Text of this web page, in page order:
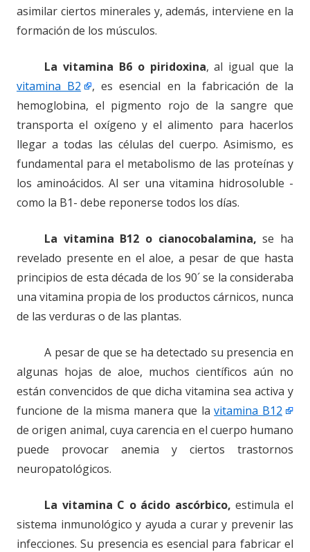
asimilar ciertos minerales y, además, interviene en la
formación de los músculos.
La vitamina B6 o piridoxina, al igual que la
vitamina B2
, es esencial en la fabricación de la
hemoglobina, el pigmento rojo de la sangre que
transporta el oxígeno y el alimento para hacerlos
llegar a todas las células del cuerpo. Asimismo, es
fundamental para el metabolismo de las proteínas y
los aminoácidos. Al ser una vitamina hidrosoluble -
como la B1- debe reponerse todos los días.
La vitamina B12 o cianocobalamina, se ha
revelado presente en el aloe, a pesar de que hasta
principios de esta década de los 90´ se la consideraba
una vitamina propia de los productos cárnicos, nunca
de las verduras o de las plantas.
A pesar de que se ha detectado su presencia en
algunas hojas de aloe, muchos científicos aún no
están convencidos de que dicha vitamina sea activa y
funcione de la misma manera que lavitamina B12
de origen animal, cuya carencia en el cuerpo humano
puede provocar anemia y ciertos trastornos
neuropatológicos.
La vitamina C o ácido ascórbico, estimula el
sistema inmunológico y ayuda a curar y prevenir las
infecciones. Su presencia es esencial para fabricar el